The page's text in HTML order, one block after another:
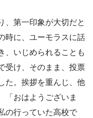
第一印象が大切だと
時に、ユーモラスに話
、いじめられることも
受け、そのまま、投票
た。挨拶を重んじ、他
「おはようございま
の行っていた高校で